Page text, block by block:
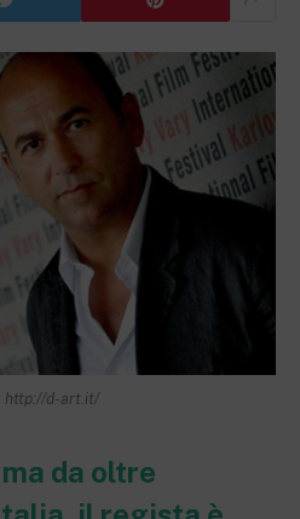
http://d-art.it/
da oltre